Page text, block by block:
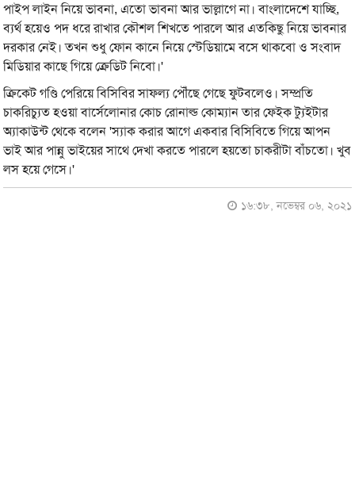
পাইপ লাইন নিয়ে ভাবনা, এতো ভাবনা আর ভাল্লাগে না। বাংলাদেশে যাচ্ছি,
ব্যর্থ হয়েও পদ ধরে রাখার কৌশল শিখতে পারলে আর এতকিছু নিয়ে ভাবনার
দরকার নেই। তখন শুধু ফোন কানে নিয়ে স্টেডিয়ামে বসে থাকবো ও সংবাদ
মিডিয়ার কাছে গিয়ে ক্রেডিট নিবো।'
ক্রিকেট গণ্ডি পেরিয়ে বিসিবির সাফল্য পৌঁছে গেছে ফুটবলেও। সম্প্রতি
চাকরিচ্যুত হওয়া বার্সেলোনার কোচ রোনাল্ড কোম্যান তার ফেইক ট্যুইটার
অ্যাকাউন্ট থেকে বলেন 'স্যাক করার আগে একবার বিসিবিতে গিয়ে আপন
ভাই আর পান্নু ভাইয়ের সাথে দেখা করতে পারলে হয়তো চাকরীটা বাঁচতো। খুব
লস হয়ে গেসে।'
১৬:৩৮, নভেম্বর ০৬, ২০২১